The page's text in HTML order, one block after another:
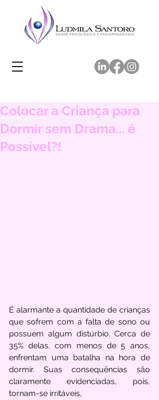
Colocar a Criança para
Dormir sem Drama... é
Possível?!
É alarmante a quantidade de crianças
que sofrem com a falta de sono ou
possuem algum distúrbio. Cerca de
35% delas, com menos de 5 anos,
enfrentam uma batalha na hora de
dormir. Suas consequências são
claramente evidenciadas, pois,
tornam-se irritáveis,